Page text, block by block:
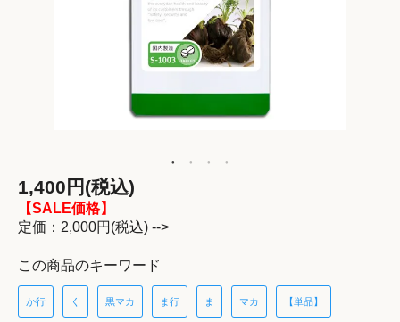
1,400円(税込)
【SALE価格】
定価：2,000円(税込) -->
この商品のキーワード
か行 く 黒マカ ま行 ま マカ 【単品】